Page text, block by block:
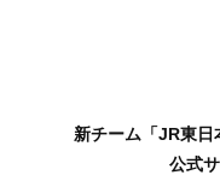
新チーム「JR東
公式